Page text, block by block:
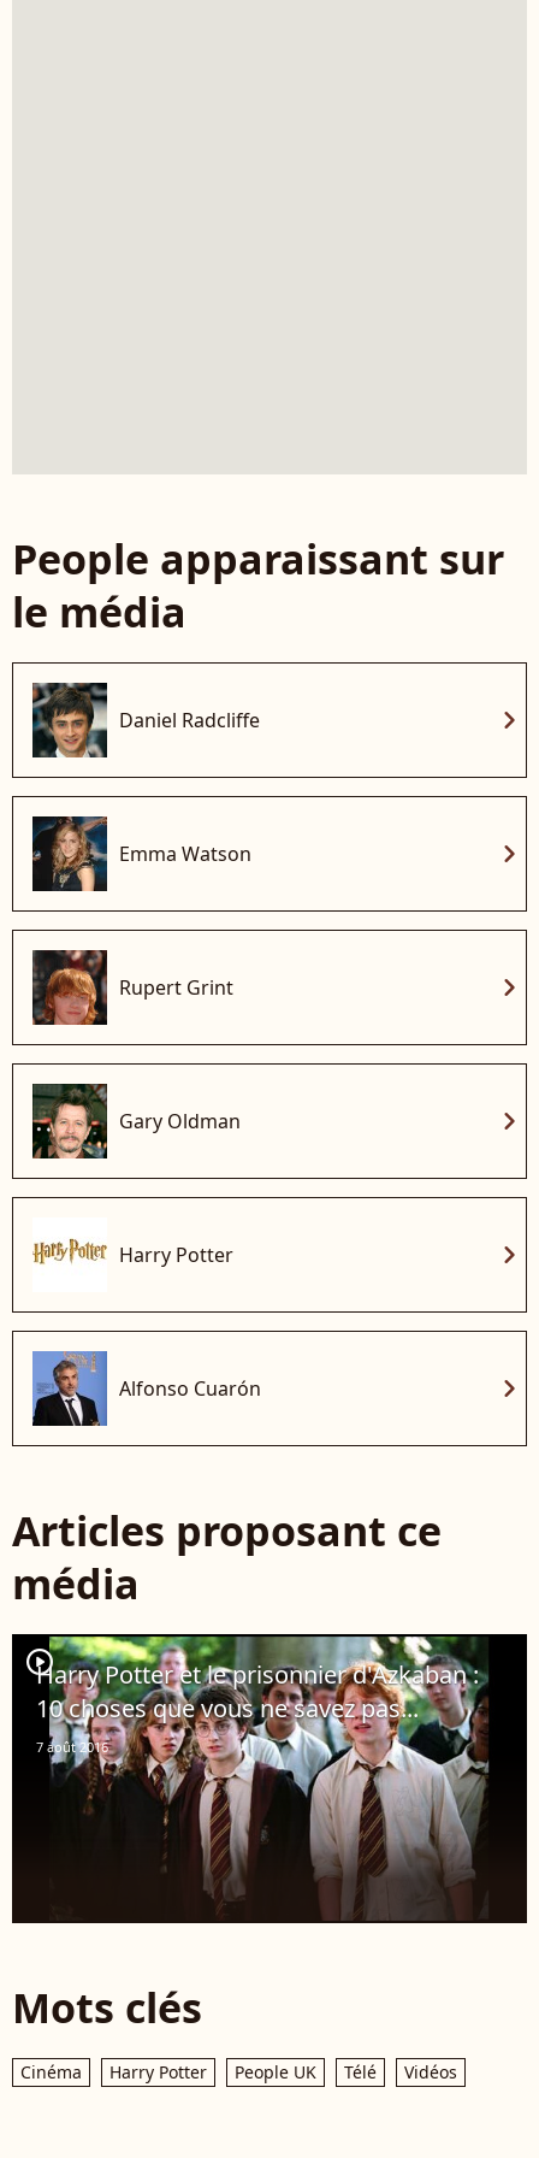
People apparaissant sur
le média
Daniel Radcliffe chevron_right
Emma Watson chevron_right
Rupert Grint chevron_right
Gary Oldman chevron_right
Harry Potter chevron_right
Alfonso Cuarón chevron_right
Articles proposant ce
média
player2
Harry Potter et le prisonnier d'Azkaban :
10 choses que vous ne savez pas...
7 août 2016
Mots clés
Cinéma Harry Potter People UK Télé Vidéos